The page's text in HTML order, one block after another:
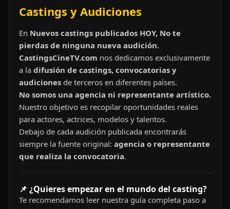
Castings y Audiciones
En Nuevos castings publicados HOY, No te
pierdas de ninguna nueva audición.
CastingsCineTV.com nos dedicamos exclusivamente
a la difusión de castings, convocatorias y
audiciones de terceros en diferentes países.
No somos una agencia ni representante artístico.
Nuestro objetivo es recopilar oportunidades reales
para actores, actrices, modelos y talentos.
Debajo de cada audición publicada encontrarás
siempre la fuente original: agencia o representante
que realiza la convocatoria.
📌 ¿Quieres empezar en el mundo del casting?
Te recomendamos leer nuestra guía completa paso a